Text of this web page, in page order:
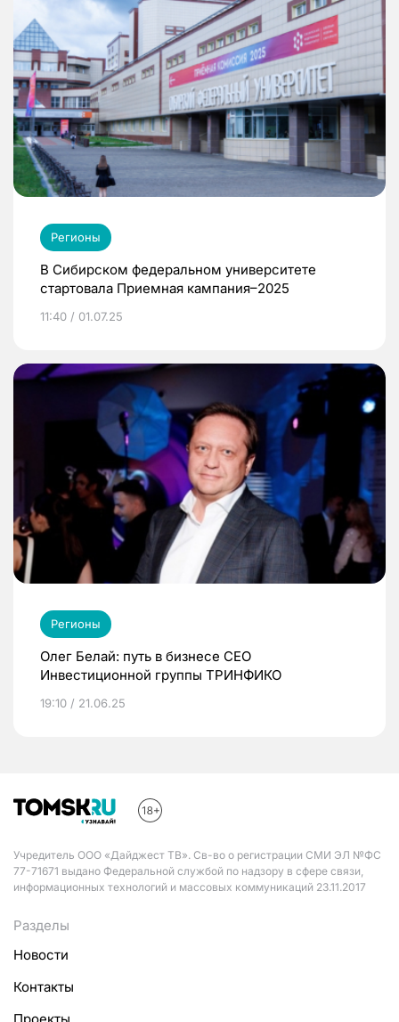
Регионы
В Сибирском федеральном университете
стартовала Приемная кампания–2025
11:40 / 01.07.25
Регионы
Олег Белай: путь в бизнесе CEO
Инвестиционной группы ТРИНФИКО
19:10 / 21.06.25
Учредитель ООО «Дайджест ТВ». Св-во о регистрации СМИ ЭЛ №ФС
77-71671 выдано Федеральной службой по надзору в сфере связи,
информационных технологий и массовых коммуникаций 23.11.2017
Разделы
Новости
Контакты